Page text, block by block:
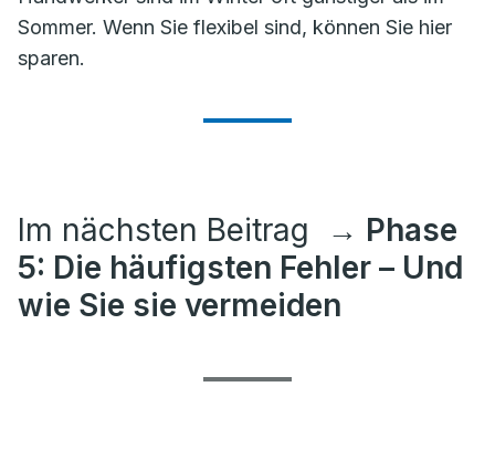
Sommer. Wenn Sie flexibel sind, können Sie hier
sparen.
Im nächsten Beitrag
→ Phase
5: Die häufigsten Fehler – Und
wie Sie sie vermeiden